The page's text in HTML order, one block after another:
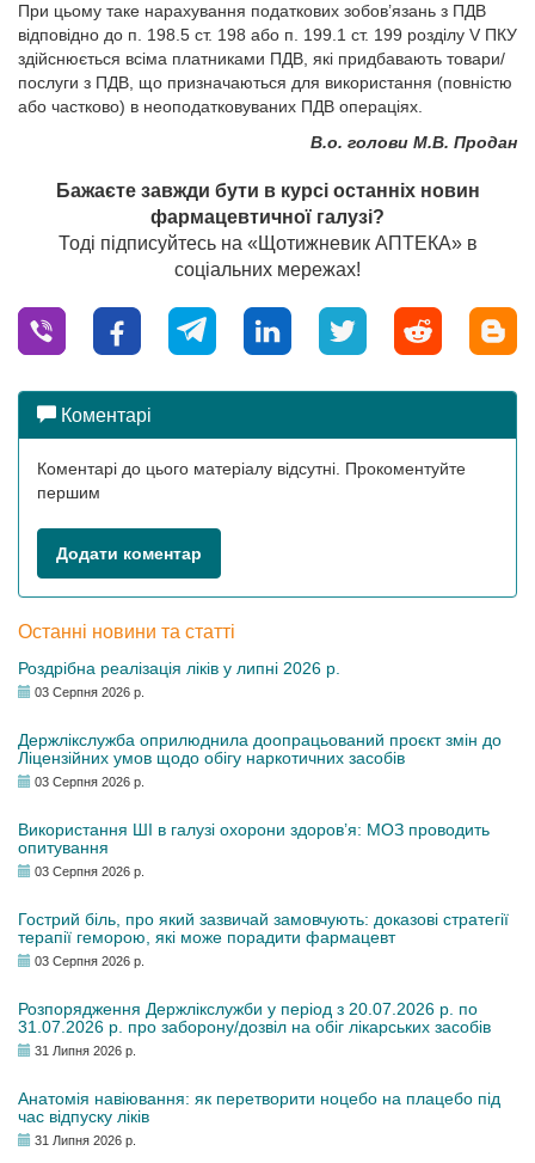
При цьому таке нарахування податкових зобов’язань з ПДВ
відповідно до п. 198.5 ст. 198 або п. 199.1 ст. 199 розділу V ПКУ
здійснюється всіма платниками ПДВ, які придбавають товари/
послуги з ПДВ, що призначаються для використання (повністю
або частково) в неоподатковуваних ПДВ операціях.
В.о. голови М.В. Продан
Бажаєте завжди бути в курсі останніх новин
фармацевтичної галузі?
Тоді підписуйтесь на «Щотижневик АПТЕКА» в
соціальних мережах!
Коментарі
Коментарі до цього матеріалу відсутні. Прокоментуйте
першим
Додати коментар
Останні новини та статті
Роздрібна реалізація ліків у липні 2026 р.
03 Серпня 2026 р.
Держлікслужба оприлюднила доопрацьований проєкт змін до
Ліцензійних умов щодо обігу наркотичних засобів
03 Серпня 2026 р.
Використання ШІ в галузі охорони здоров’я: МОЗ проводить
опитування
03 Серпня 2026 р.
Гострий біль, про який зазвичай замовчують: доказові стратегії
терапії геморою, які може порадити фармацевт
03 Серпня 2026 р.
Розпорядження Держлікслужби у період з 20.07.2026 р. по
31.07.2026 р. про заборону/дозвіл на обіг лікарських засобів
31 Липня 2026 р.
Анатомія навіювання: як перетворити ноцебо на плацебо під
час відпуску ліків
31 Липня 2026 р.